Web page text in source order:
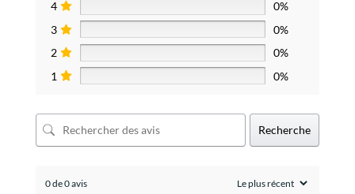
4
0%
3
0%
2
0%
1
0%
Recherche
0 de 0 avis